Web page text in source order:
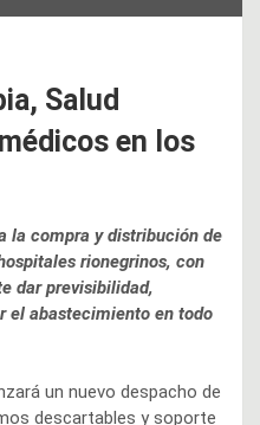
Salud
en los
la compra y distribución de
rionegrinos, con
dar previsibilidad,
el abastecimiento en todo
un nuevo despacho de
descartables y soporte